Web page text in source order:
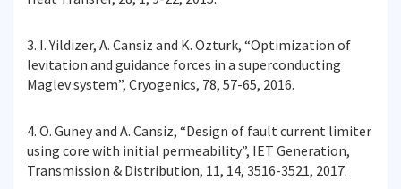
3. I. Yildizer, A. Cansiz and K. Ozturk, “Optimization of
levitation and guidance forces in a superconducting
Maglev system”, Cryogenics, 78, 57-65, 2016.
4. O. Guney and A. Cansiz, “Design of fault current limiter
using core with initial permeability”, IET Generation,
Transmission & Distribution, 11, 14, 3516-3521, 2017.